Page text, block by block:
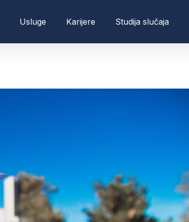
Usluge Karijere Studija slučaja